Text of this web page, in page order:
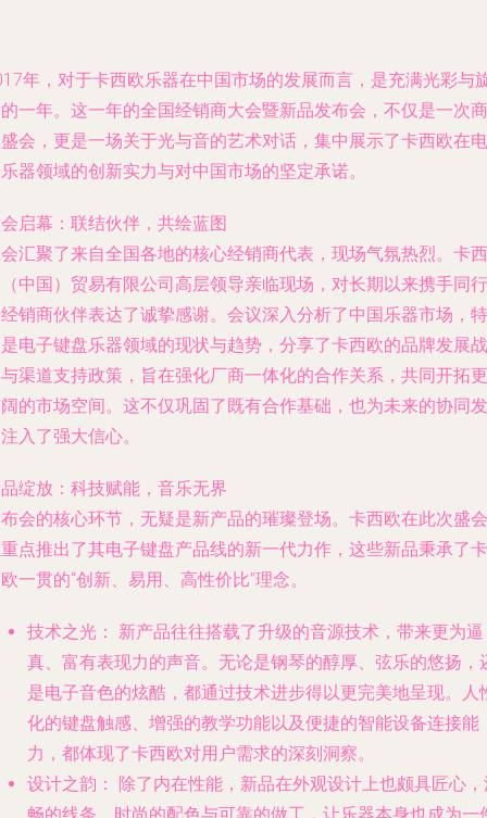
年，对于卡西欧乐器在中国市场的发展而言，是充满光彩与
一年。这一年的全国经销商大会暨新品发布会，不仅是一次商
会，更是一场关于光与音的艺术对话，集中展示了卡西欧在电
器领域的创新实力与对中国市场的坚定承诺。
启幕：联结伙伴，共绘蓝图
汇聚了来自全国各地的核心经销商代表，现场气氛热烈。卡西
中国）贸易有限公司高层领导亲临现场，对长期以来携手同行
销商伙伴表达了诚挚感谢。会议深入分析了中国乐器市场，特
电子键盘乐器领域的现状与趋势，分享了卡西欧的品牌发展战
渠道支持政策，旨在强化厂商一体化的合作关系，共同开拓更
的市场空间。这不仅巩固了既有合作基础，也为未来的协同发
入了强大信心。
绽放：科技赋能，音乐无界
会的核心环节，无疑是新产品的璀璨登场。卡西欧在此次盛会
点推出了其电子键盘产品线的新一代力作，这些新品秉承了卡
一贯的“创新、易用、高性价比”理念。
技术之光：
新产品往往搭载了升级的音源技术，带来更为逼
真、富有表现力的声音。无论是钢琴的醇厚、弦乐的悠扬，
是电子音色的炫酷，都通过技术进步得以更完美地呈现。人
化的键盘触感、增强的教学功能以及便捷的智能设备连接能
力，都体现了卡西欧对用户需求的深刻洞察。
设计之韵：
除了内在性能，新品在外观设计上也颇具匠心